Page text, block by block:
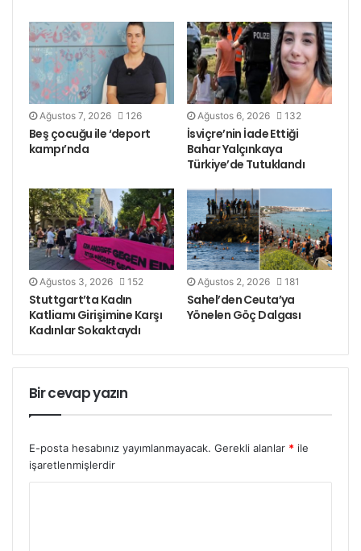
Ağustos 7, 2026 126
Beş çocuğu ile ‘deport
kampı’nda
Ağustos 6, 2026 132
İsviçre’nin İade Ettiği
Bahar Yalçınkaya
Türkiye’de Tutuklandı
Ağustos 3, 2026 152
Stuttgart’ta Kadın
Katliamı Girişimine Karşı
Kadınlar Sokaktaydı
Ağustos 2, 2026 181
Sahel’den Ceuta’ya
Yönelen Göç Dalgası
Bir cevap yazın
E-posta hesabınız yayımlanmayacak. Gerekli alanlar * ile
işaretlenmişlerdir